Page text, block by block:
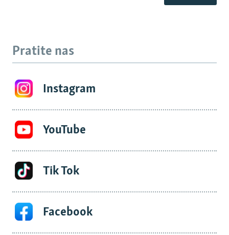
Pratite nas
Instagram
YouTube
Tik Tok
Facebook